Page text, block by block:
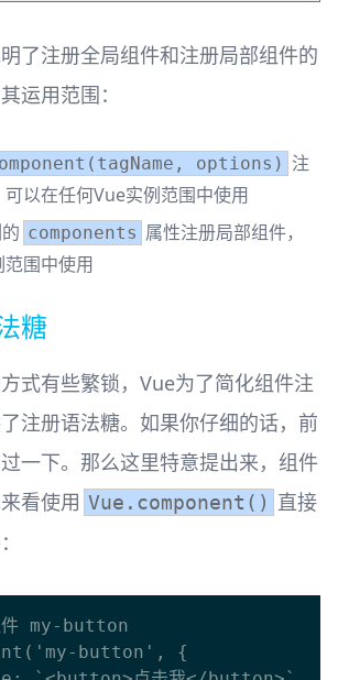
了注册全局组件和注册局部组件的
运用范围：
options) 注
以在任何Vue实例范围中使用
components 属性注册局部组件，
围中使用
糖
式有些繁锁，Vue为了简化组件注
注册语法糖。如果你仔细的话，前
一下。那么这里特意提出来，组件
看使用 Vue.component() 直接
my-button
button', {